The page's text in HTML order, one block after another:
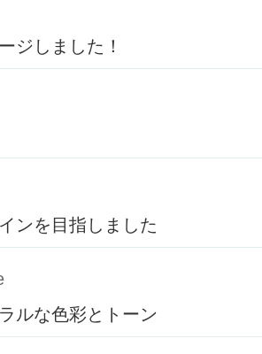
ジしました！
ンを目指しました
ルな色彩とトーン